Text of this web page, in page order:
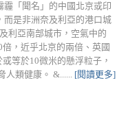
霾「聞名」的中國北京或印
而是非洲奈及利亞的港口城
利亞南部城市，空氣中的
，近乎北京的兩倍、英國
等於10微米的懸浮粒子，
人類健康。 &...... [閱讀更多]